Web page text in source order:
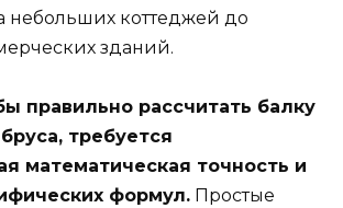
небольших коттеджей до
зданий.
правильно рассчитать балку
требуется
математическая точность и
формул. Простые